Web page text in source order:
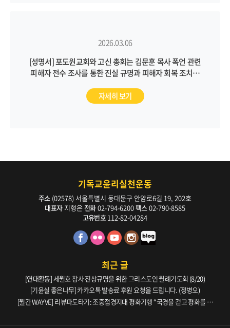
2026.03.06
[성명서] 포도원교회와 고신 총회는 김문훈 목사 폭언 관련
피해자 전수 조사를 통한 진실 규명과 피해자 회복 조치를
자세히 보기
기독교윤리실천운동
주소 (02578) 서울특별시 동대문구 안암로6길 19, 202호
대표자지형은 전화02-794-6200팩스 02-790-8585
고유번호 112-82-04284
최근 글
[연대활동] 세월호 참사 진상규명을 위한 그리스도인 월례기도회 (8/20)
[기윤실 좋은나무] 카카오톡 발송료 후원 요청을 드립니다. (정병오)
[월간 WAYVE] 리뷰파도타기: 조중접경지대 평화기행 “국경을 걷고 평화를 생